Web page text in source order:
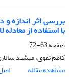
بررسی اثر اندازه
با استفاده از معادله
صفحه63-72
کاظم نقوی، مهشید
مشاهده مقاله